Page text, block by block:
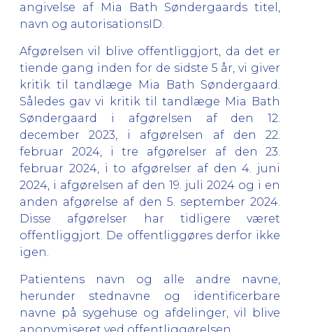
angivelse af Mia Bath Søndergaards titel,
navn og autorisationsID.
Afgørelsen vil blive offentliggjort, da det er
tiende gang inden for de sidste 5 år, vi giver
kritik til tandlæge Mia Bath Søndergaard.
Således gav vi kritik til tandlæge Mia Bath
Søndergaard i afgørelsen af den 12.
december 2023, i afgørelsen af den 22.
februar 2024, i tre afgørelser af den 23.
februar 2024, i to afgørelser af den 4. juni
2024, i afgørelsen af den 19. juli 2024 og i en
anden afgørelse af den 5. september 2024.
Disse afgørelser har tidligere været
offentliggjort. De offentliggøres derfor ikke
igen.
Patientens navn og alle andre navne,
herunder stednavne og identificerbare
navne på sygehuse og afdelinger, vil blive